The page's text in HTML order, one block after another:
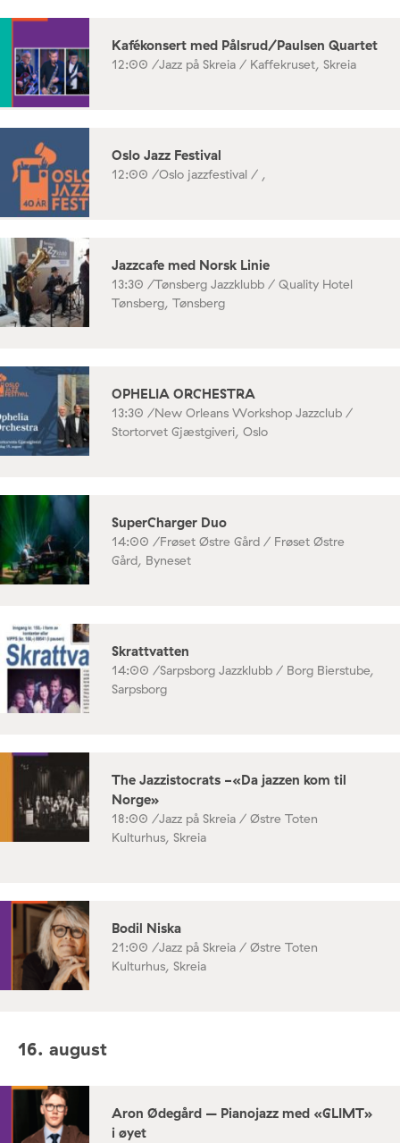
Kafékonsert med Pålsrud/Paulsen Quartet
12:00 /Jazz på Skreia / Kaffekruset, Skreia
Oslo Jazz Festival
12:00 /Oslo jazzfestival / ,
Jazzcafe med Norsk Linie
13:30 /Tønsberg Jazzklubb / Quality Hotel
Tønsberg, Tønsberg
OPHELIA ORCHESTRA
13:30 /New Orleans Workshop Jazzclub /
Stortorvet Gjæstgiveri, Oslo
SuperCharger Duo
14:00 /Frøset Østre Gård / Frøset Østre
Gård, Byneset
Skrattvatten
14:00 /Sarpsborg Jazzklubb / Borg Bierstube,
Sarpsborg
The Jazzistocrats -«Da jazzen kom til
Norge»
18:00 /Jazz på Skreia / Østre Toten
Kulturhus, Skreia
Bodil Niska
21:00 /Jazz på Skreia / Østre Toten
Kulturhus, Skreia
16. august
Aron Ødegård – Pianojazz med «GLIMT»
i øyet